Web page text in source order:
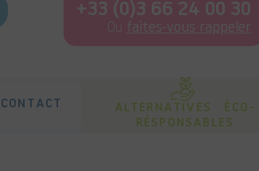
+33 (0)3 66 24 00 30
Ou faites-vous rappeler
CONTACT
ALTERNATIVES ÉCO-
RÉSPONSABLES